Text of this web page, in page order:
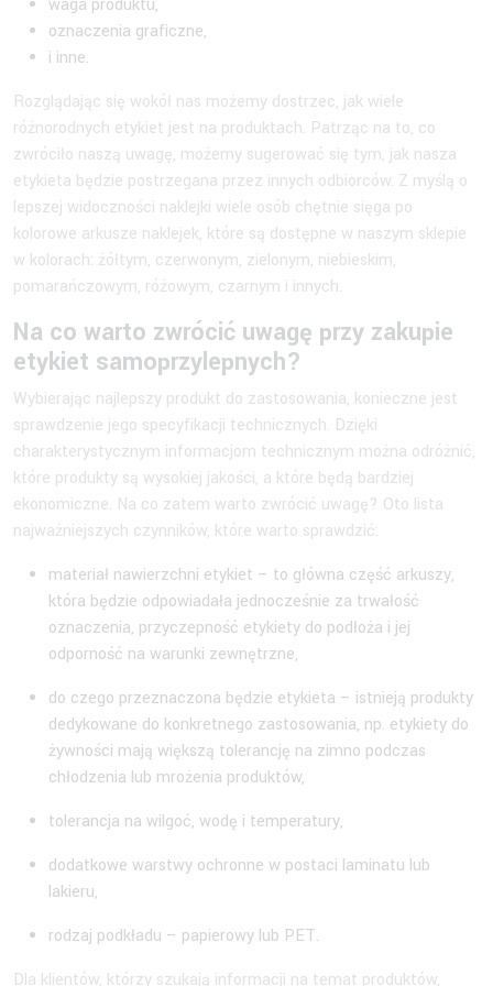
waga produktu,
oznaczenia graficzne,
i inne.
Rozglądając się wokół nas możemy dostrzec, jak wiele
różnorodnych etykiet jest na produktach. Patrząc na to, co
zwróciło naszą uwagę, możemy sugerować się tym, jak nasza
etykieta będzie postrzegana przez innych odbiorców. Z myślą o
lepszej widoczności naklejki wiele osób chętnie sięga po
kolorowe arkusze naklejek, które są dostępne w naszym sklepie
w kolorach: żółtym, czerwonym, zielonym, niebieskim,
pomarańczowym, różowym, czarnym i innych.
Na co warto zwrócić uwagę przy zakupie
etykiet samoprzylepnych?
Wybierając najlepszy produkt do zastosowania, konieczne jest
sprawdzenie jego specyfikacji technicznych. Dzięki
charakterystycznym informacjom technicznym można odróżnić,
które produkty są wysokiej jakości, a które będą bardziej
ekonomiczne. Na co zatem warto zwrócić uwagę? Oto lista
najważniejszych czynników, które warto sprawdzić:
materiał nawierzchni etykiet – to główna część arkuszy,
która będzie odpowiadała jednocześnie za trwałość
oznaczenia, przyczepność etykiety do podłoża i jej
odporność na warunki zewnętrzne,
do czego przeznaczona będzie etykieta – istnieją produkty
dedykowane do konkretnego zastosowania, np. etykiety do
żywności mają większą tolerancję na zimno podczas
chłodzenia lub mrożenia produktów,
tolerancja na wilgoć, wodę i temperatury,
dodatkowe warstwy ochronne w postaci laminatu lub
lakieru,
rodzaj podkładu – papierowy lub PET.
Dla klientów, którzy szukają informacji na temat produktów,